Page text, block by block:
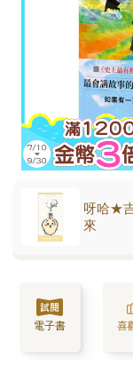
呀哈★
來
電子書 喜